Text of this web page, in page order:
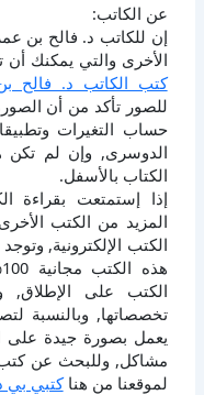
عن الكاتب:
إن للكاتب د. فالح بن
الأخرى والتي يمكنك أن
كتب الكاتب د. فالح
للصور تأكد من أن
حساب التغيرات
الدوسرى, وإن لم
الكتاب بالأسفل.
إذا إستمتعت بقراءة
المزيد من الكتب
الكتب الإلكترونية,
الكتب على الإطلاق,
يعمل بصورة جيدة على
مشاكل, وللبحث عن كتب
لموقعنا من هناكتبي